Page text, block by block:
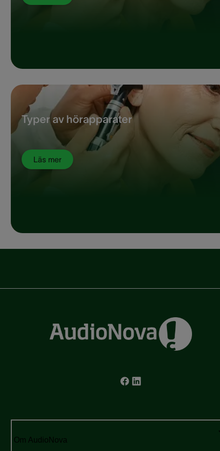
Typer av hörapparater
Läs mer
Om AudioNova